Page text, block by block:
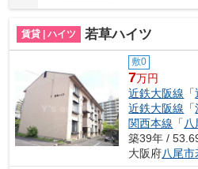
賃貸 | ハイツ 若草ハイツ
敷0
7万円
近鉄大阪線 「
近鉄大阪線 「
関西本線 「 八
築39年 /
大阪府八尾市